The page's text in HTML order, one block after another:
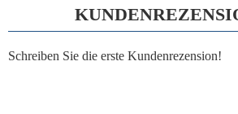
Schreiben Sie die erste Kundenrezension!